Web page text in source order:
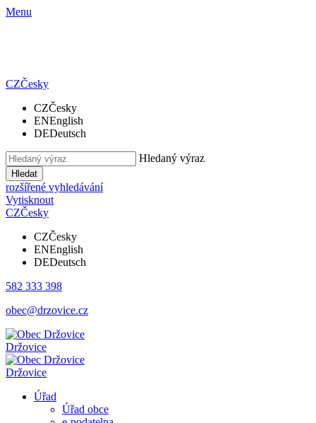
Menu
CZČesky
CZČesky
ENEnglish
DEDeutsch
Hledaný výraz
Hledat
rozšířené vyhledávání
Vytisknout
CZČesky
CZČesky
ENEnglish
DEDeutsch
582 333 398
obec@drzovice.cz
Držovice
Držovice
Úřad
Úřad obce